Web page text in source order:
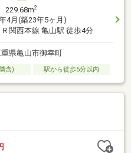
2
4月(築23年5ヶ月)
Ｒ関西本線 亀山駅 徒歩4分
重県亀山市御幸町
含) 駅から徒歩5分以内